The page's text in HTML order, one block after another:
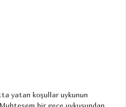
yatan koşullar uykunun
bir gece uykusundan